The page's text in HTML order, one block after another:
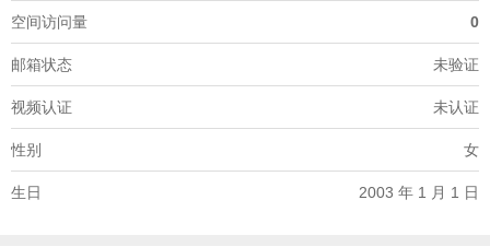
空间访问量 0
邮箱状态 未验证
视频认证 未认证
性别 女
生日 2003 年 1 月 1 日